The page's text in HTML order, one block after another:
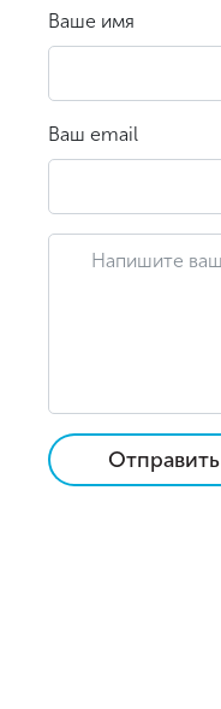
Ваше имя
Ваш email
Отправить